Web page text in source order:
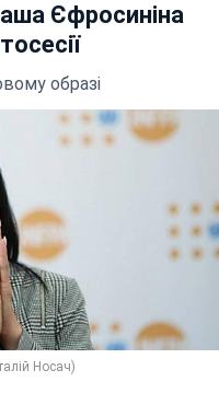
Єфросиніна
образі
Носач)